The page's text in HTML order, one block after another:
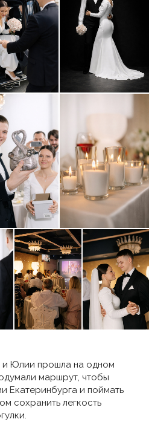
Юлии прошла на одном
маршрут, чтобы
Екатеринбурга и поймать
сохранить легкость